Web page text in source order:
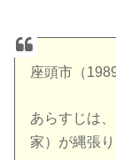
座頭市（
あらすじは
家）が縄張